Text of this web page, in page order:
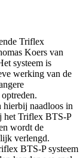
Triflex
Koers van
systeem is
werking van de
hierbij naadloos in
het Triflex BTS-P
wordt de
verlengd.
BTS-P systeem